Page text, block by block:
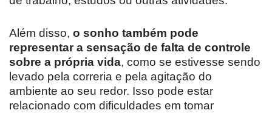
Além disso, o sonho também pode
representar a sensação de falta de controle
sobre a própria vida, como se estivesse sendo
levado pela correria e pela agitação do
ambiente ao seu redor. Isso pode estar
relacionado com dificuldades em tomar